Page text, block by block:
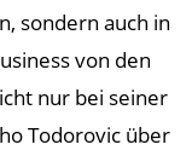
sondern auch in
von den
nur bei seiner
Todorovic über